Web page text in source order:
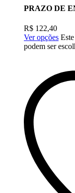
PRAZO DE
R$ 122,40
Ver opções
podem ser